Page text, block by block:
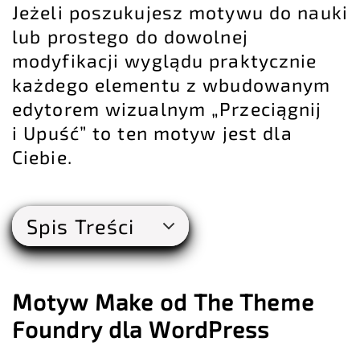
Jeżeli poszukujesz motywu do nauki
lub prostego do dowolnej
modyfikacji wyglądu praktycznie
każdego elementu z wbudowanym
edytorem wizualnym „Przeciągnij
i Upuść” to ten motyw jest dla
Ciebie.
Spis Treści
Motyw Make od The Theme
Foundry dla WordPress